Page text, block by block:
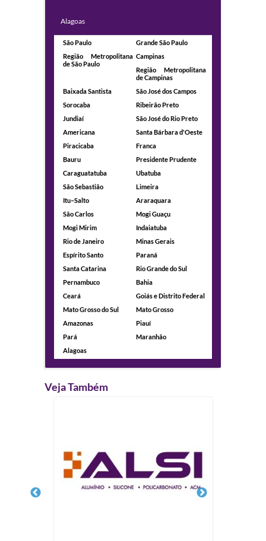
Alagoas
São Paulo
Grande São Paulo
Região Metropolitana
de São Paulo
Campinas
Região Metropolitana
de Campinas
Baixada Santista
São José dos Campos
Sorocaba
Ribeirão Preto
Jundiaí
São José do Rio Preto
Americana
Santa Bárbara d'Oeste
Piracicaba
Franca
Bauru
Presidente Prudente
Caraguatatuba
Ubatuba
São Sebastião
Limeira
Itu–Salto
Araraquara
São Carlos
Mogi Guaçu
Mogi Mirim
Indaiatuba
Rio de Janeiro
Minas Gerais
Espírito Santo
Paraná
Santa Catarina
Rio Grande do Sul
Pernambuco
Bahia
Ceará
Goiás e Distrito Federal
Mato Grosso do Sul
Mato Grosso
Amazonas
Piauí
Pará
Maranhão
Alagoas
Veja Também